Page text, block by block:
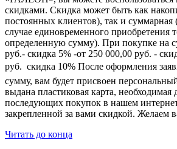
скидками. Скидка может быть как
постоянных клиентов), так и суммарная
случае единовременного приобретения
определенную сумму). При покупке на
руб.- скидка 5% -от 250 000,00 руб. -
руб.  скидка 10% После оформления
сумму, вам будет присвоен
выдана пластиковая карта, необходимая
последующих покупок в нашем
закрепленной за вами скидкой. Желаем
Читать до конца